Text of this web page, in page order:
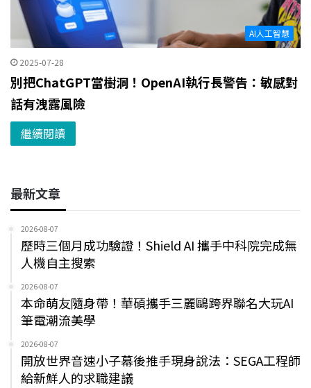
AI人工智慧
2025-07-28
別把ChatGPT當樹洞！OpenAI執行長警告：敏感對
話有洩露風險
繼續閱讀
最新文章
2026-08-07
歷時三個月成功驗證！Shield AI 攜手中科院完成無
人機自主搜索
2026-08-07
本命萌友隨身帶！華碩攜手三麗鷗跨界聯名大玩AI
筆電潮流美學
2026-08-07
開放世界音速小子幕後推手現身說法：SEGA工程師
給新鮮人的求職建議